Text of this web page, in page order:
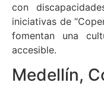
con
iniciativas de
fomentan una
accesible.
Medellín,